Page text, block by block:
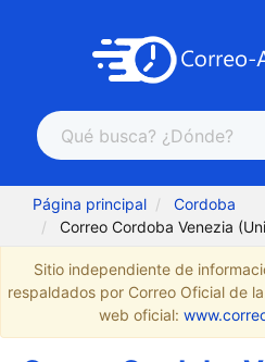
Página principal
Cordoba
Correo Cordoba Venezia
Sitio independiente de
respaldados por Correo Oficial de
web oficial: